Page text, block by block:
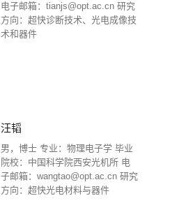
电子邮箱：tianjs@opt.ac.cn 研究
方向：超快诊断技术、光电成像技
术和器件
汪韬
男，博士 专业：物理电子学 毕业
院校：中国科学院西安光机所 电
子邮箱：wangtao@opt.ac.cn 研究
方向：超快光电材料与器件